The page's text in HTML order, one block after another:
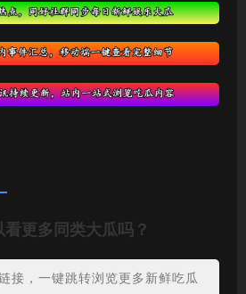
看更多同类大瓜吗？
接，一键跳转浏览更多新鲜吃瓜